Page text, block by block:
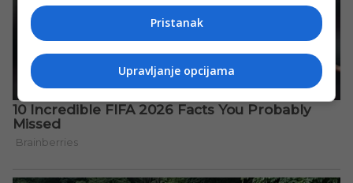
Pristanak
Upravljanje opcijama